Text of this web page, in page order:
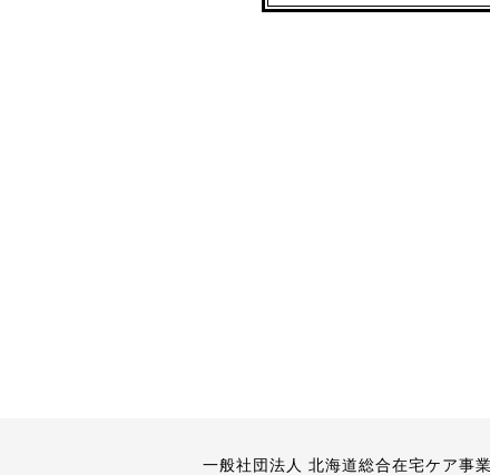
一般社団法人 北海道総合在宅ケア事